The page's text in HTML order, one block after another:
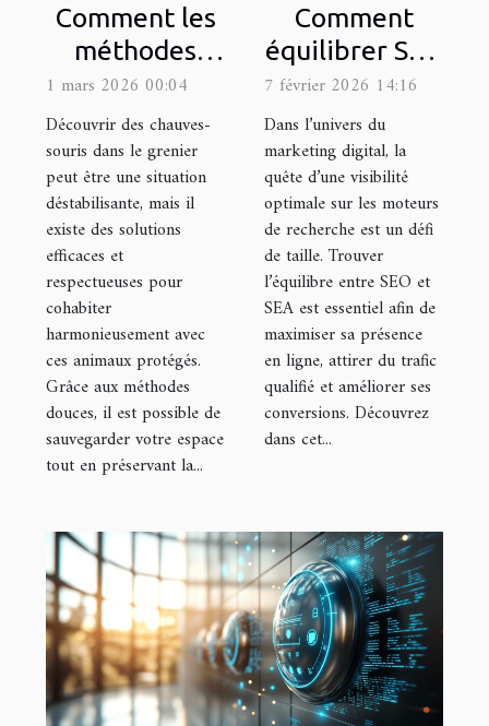
Comment les
méthodes
douces
peuvent
sauver votre
grenier des
chauves-
souris ?
1 mars 2026 00:04
Découvrir des chauves-
souris dans le grenier
peut être une situation
déstabilisante, mais il
existe des solutions
efficaces et
respectueuses pour
cohabiter
harmonieusement avec
ces animaux protégés.
Grâce aux méthodes
douces, il est possible de
sauvegarder votre espace
tout en préservant la...
Comment
équilibrer SEO
et SEA pour
une visibilité
optimale ?
7 février 2026 14:16
Dans l’univers du
marketing digital, la
quête d’une visibilité
optimale sur les moteurs
de recherche est un défi
de taille. Trouver
l’équilibre entre SEO et
SEA est essentiel afin de
maximiser sa présence
en ligne, attirer du trafic
qualifié et améliorer ses
conversions. Découvrez
dans cet...